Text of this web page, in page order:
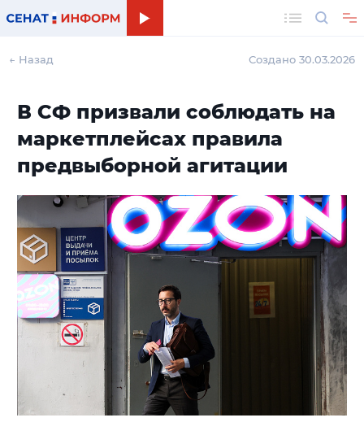
← Назад Создано 30.03.2026
В СФ призвали соблюдать на
маркетплейсах правила
предвыборной агитации